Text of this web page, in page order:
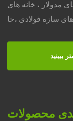
مدولار ، خانه های
ببینید
محصولات